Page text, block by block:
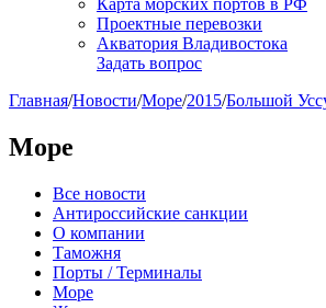
Карта морских портов в РФ
Проектные перевозки
Акватория Владивостока
Задать вопрос
Главная/Новости/Море/2015/Большой
Море
Все новости
Антироссийские санкции
О компании
Таможня
Порты / Терминалы
Море